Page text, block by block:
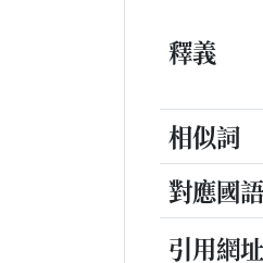
釋義
相似詞
對應國語
引用網址